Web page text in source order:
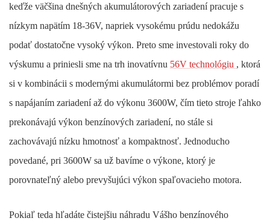
keďže väčšina dnešných akumulátorových zariadení pracuje s
nízkym napätím 18-36V, napriek vysokému prúdu nedokážu
podať dostatočne vysoký výkon. Preto sme investovali roky do
výskumu a priniesli sme na trh inovatívnu 56V technológiu , ktorá
si v kombinácii s modernými akumulátormi bez problémov poradí
s napájaním zariadení až do výkonu 3600W, čím tieto stroje ľahko
prekonávajú výkon benzínových zariadení, no stále si
zachovávajú nízku hmotnosť a kompaktnosť. Jednoducho
povedané, pri 3600W sa už bavíme o výkone, ktorý je
porovnateľný alebo prevyšujúci výkon spaľovacieho motora.
Pokiaľ teda hľadáte čistejšiu náhradu Vášho benzínového